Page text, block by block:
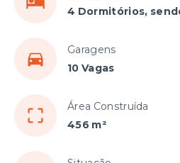
4 Dormitórios,
Garagens
10 Vagas
Área Construída
456 m²